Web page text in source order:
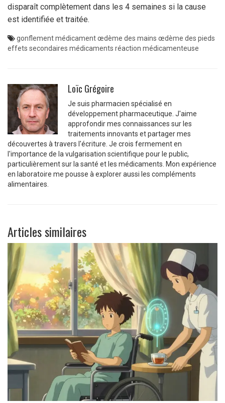
disparaît complètement dans les 4 semaines si la cause
est identifiée et traitée.
gonflement médicamentœdème des mains œdème des pieds
effets secondaires médicaments réaction médicamenteuse
Loïc Grégoire
Je suis pharmacien spécialisé en
développement pharmaceutique. J'aime
approfondir mes connaissances sur les
traitements innovants et partager mes
découvertes à travers l'écriture. Je crois fermement en
l'importance de la vulgarisation scientifique pour le public,
particulièrement sur la santé et les médicaments. Mon expérience
en laboratoire me pousse à explorer aussi les compléments
alimentaires.
Articles similaires